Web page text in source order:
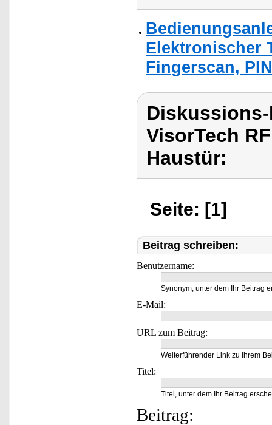
Elektronischer
Fingerscan,
VisorTech
Haustür:
Seite: [1]
Beitrag schreiben:
Benutzername:
Synonym, unter dem Ihr Beitrag
E-Mail:
URL zum Beitrag:
Weiterführender Link zu Ihrem
Titel:
Titel, unter dem Ihr Beitrag
Beitrag: